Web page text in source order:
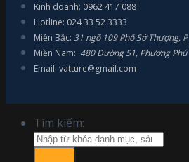
Kinh doanh: 0962 417 088
Hotline: 024 33 52 3333
Miền Bắc: 31 ngõ 109 Phố Sở Thượng,
Miền Nam: 480 Đường 51, Phường
Email: vatture@gmail.com
Tìm kiếm: